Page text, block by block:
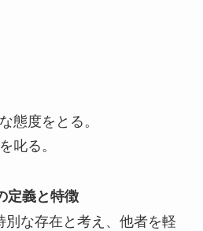
態度をとる。
叱る。
定義と特徴
別な存在と考え、他者を軽